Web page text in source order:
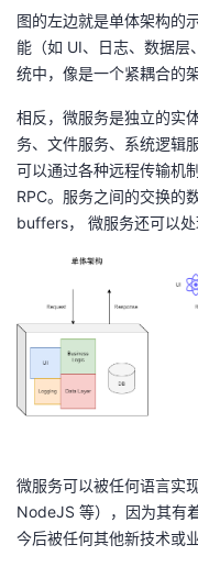
图的左边就是单体架构的
能（如 UI、日志、数据层
统中，像是一个紧耦合的架
相反，微服务是独立的实
务、文件服务、系统逻辑
可以通过各种远程传输机
RPC。服务之间的交换的
buffers， 微服务还可以处
微服务可以被任何语言实
NodeJS 等），因为其有
今后被任何其他新技术或